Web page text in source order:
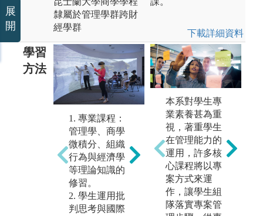
隸屬於管理學群跨財
經學群
下載詳細資料
學習
方法
1. 專業課程：
管理學、商學
微積分、組織
行為與經濟學
等理論知識的
修習。
2. 學生運用批
判思考與國際
創新專題實
作：透過四學
期修課的創新
發想與討論合
作，學生以團
隊進行問題溝
通、協調、解
決與創新發
想，最後以發
本系對學生專
業素養甚為重
視，著重學生
在管理能力的
運用，許多核
心課程將以專
案方式來運
作，讓學生組
隊落實專案管
展
開